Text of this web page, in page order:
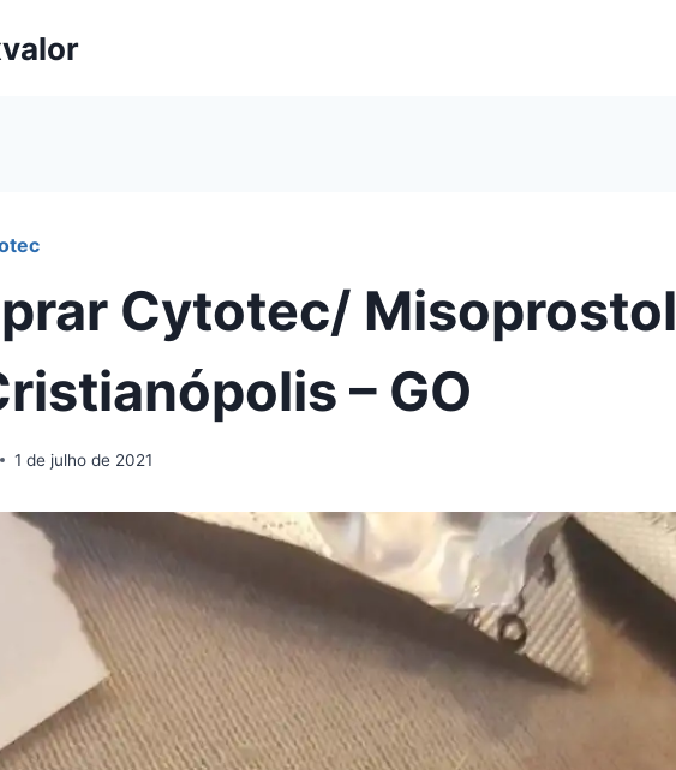
Cytotec/ Misoprostol
– GO
1 de julho de 2021